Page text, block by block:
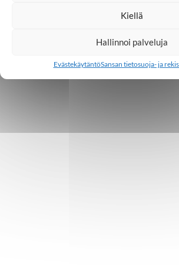
Kiellä
Hallinnoi palveluja
EvästekäytäntöSansan tietosuoja- ja